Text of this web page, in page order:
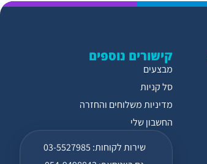
קישורים נוספים
מבצעים
סל קניות
מדיניות משלוחים והחזרה
החשבון שלי
שירות לקוחות: 03-5527985